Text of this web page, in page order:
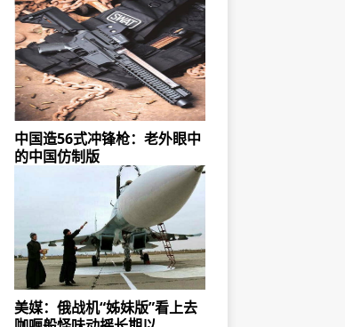
中国造56式冲锋枪：老外眼中
的中国仿制版
美媒：俄战机“姊妹版”看上去